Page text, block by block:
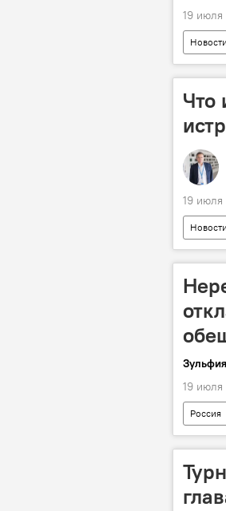
19 июля
Что
19
Новости
МАКС-
19
Россия